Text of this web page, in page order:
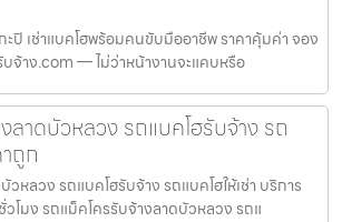
ปิ เช่าแบคโฮพร้อมคนขับมืออาชีพ ราคาคุ้มค่า จอง
จ้าง.com — ไม่ว่าหน้างานจะแคบหรือ
ลาดบัวหลวง รถแบคโฮรับจ้าง รถ
ถูก
หลวง รถแบคโฮรับจ้าง รถแบคโฮให้เช่า บริการ
โมง รถแม็คโครรับจ้างลาดบัวหลวง รถแ